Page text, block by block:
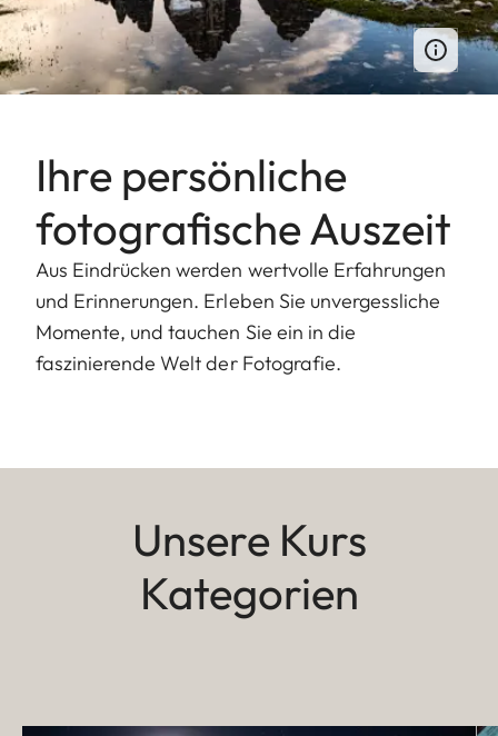
Ihre persönliche
fotografische Auszeit
Aus Eindrücken werden wertvolle Erfahrungen
und Erinnerungen. Erleben Sie unvergessliche
Momente, und tauchen Sie ein in die
faszinierende Welt der Fotografie.
Unsere Kurs
Kategorien